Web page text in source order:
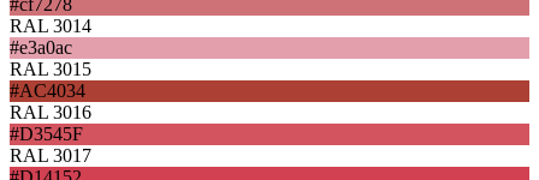
RAL 3014
#e3a0ac
RAL 3015
#AC4034
RAL 3016
#D3545F
RAL 3017